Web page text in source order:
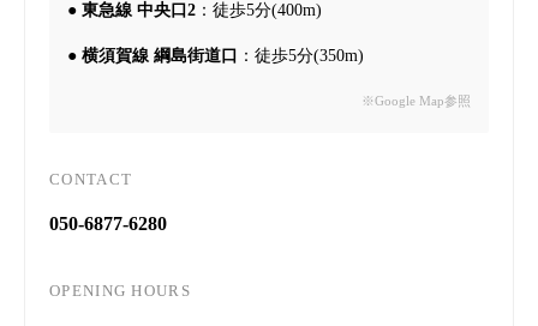
● 東急線 中央口2 ：徒歩5分(400m)
● 横須賀線 綱島街道口 ：徒歩5分(350m)
※Google Map参照
CONTACT
050-6877-6280
OPENING HOURS